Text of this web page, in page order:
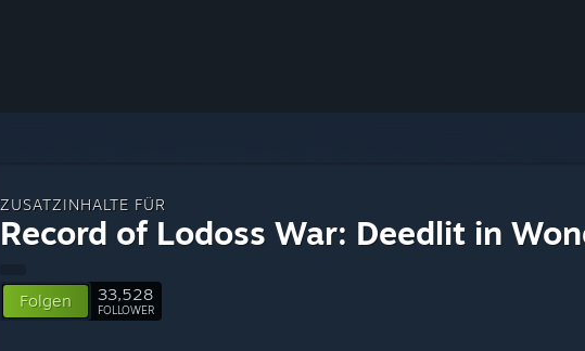
ZUSATZINHALTE FÜR
Record of Lodoss War: Deedlit in
Folgen 33,528
FOLLOWER